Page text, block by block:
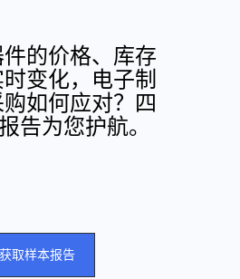
的价格、库存
变化，电子制
如何应对？四
告为您护航。
获取样本报告